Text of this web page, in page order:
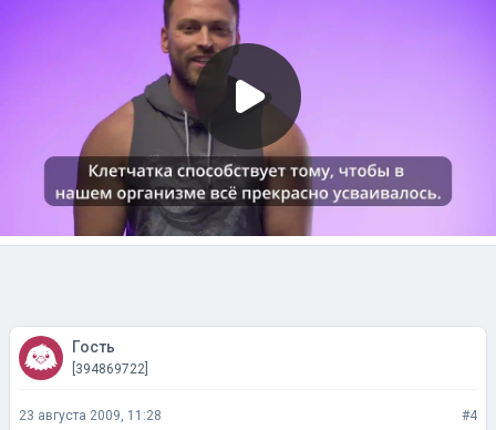
Гость
[394869722]
23 августа 2009, 11:28 #4